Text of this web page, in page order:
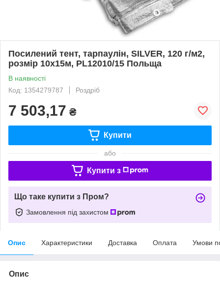
Посилений тент, тарпаулін, SILVER, 120 г/м2,
розмір 10х15м, PL12010/15 Польща
В наявності
Код: 1354279787
Роздріб
7 503,17 ₴
Купити
або
Купити з
Що таке купити з Пром?
Замовлення під захистом
Опис Характеристики Доставка Оплата Умови
Опис